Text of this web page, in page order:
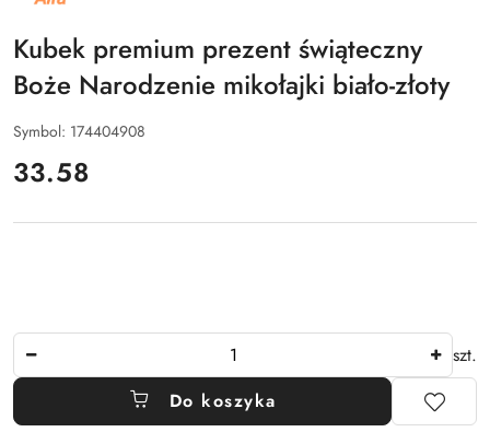
ALFA
Kubek premium prezent świąteczny
Boże Narodzenie mikołajki biało-złoty
Symbol: 174404908
cena:
33.58
szt.
Do koszyka